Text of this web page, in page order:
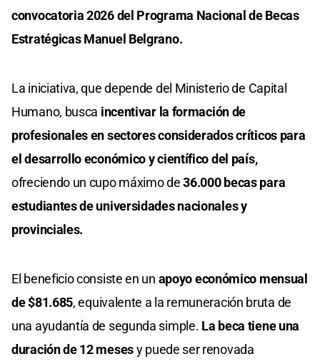
convocatoria 2026 del Programa Nacional de Becas
Estratégicas Manuel Belgrano.
La iniciativa, que depende del Ministerio de Capital
Humano, busca incentivar la formación de
profesionales en sectores considerados críticos para
el desarrollo económico y científico del país,
ofreciendo un cupo máximo de36.000 becas para
estudiantes de universidades nacionales y
provinciales.
El beneficio consiste en un apoyo económico mensual
de $81.685, equivalente a la remuneración bruta de
una ayudantía de segunda simple. La beca tiene una
duración de 12 mesesy puede ser renovada